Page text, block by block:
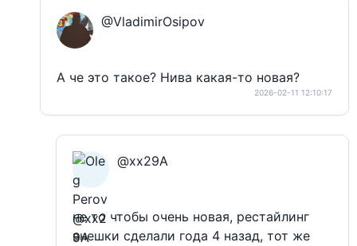
@VladimirOsipov
А че это такое? Нива какая-то новая?
2026-02-11 12:10:17
@xx29A
не то чтобы очень новая, рестайлинг
внешки сделали года 4 назад, тот же